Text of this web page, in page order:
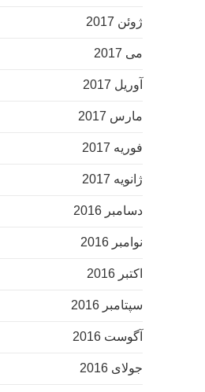
ژوئن 2017
می 2017
آوریل 2017
مارس 2017
فوریه 2017
ژانویه 2017
دسامبر 2016
نوامبر 2016
اکتبر 2016
سپتامبر 2016
آگوست 2016
جولای 2016